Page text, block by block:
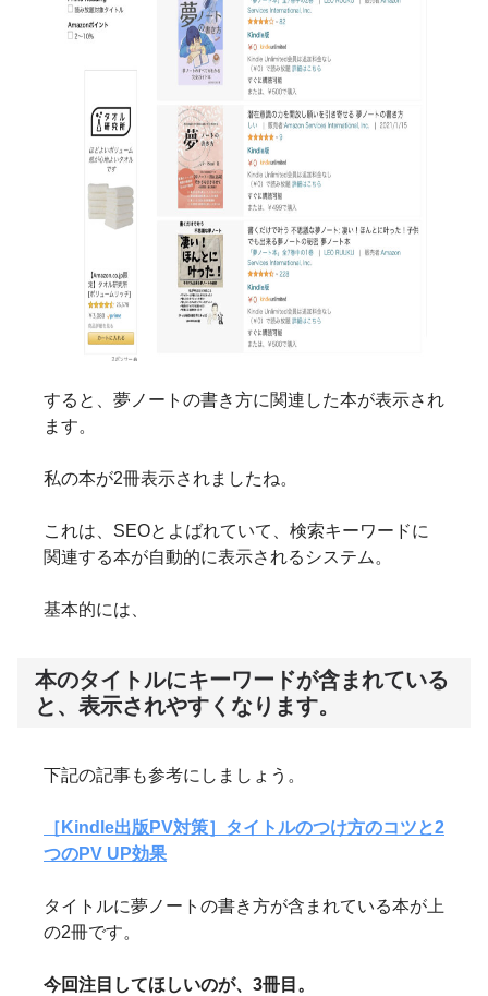
すると、夢ノートの書き方に関連した本が表示され
ます。
私の本が2冊表示されましたね。
これは、SEOとよばれていて、検索キーワードに
関連する本が自動的に表示されるシステム。
基本的には、
本のタイトルにキーワードが含まれている
と、表示されやすくなります。
下記の記事も参考にしましょう。
［Kindle出版PV対策］タイトルのつけ方のコツと2
つのPV UP効果
タイトルに夢ノートの書き方が含まれている本が上
の2冊です。
今回注目してほしいのが、3冊目。